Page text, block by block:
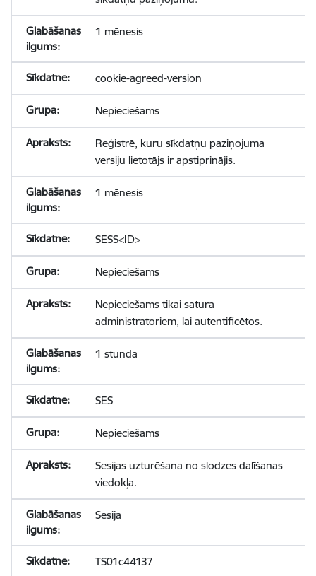
1 mēnesis
cookie-agreed-version
Nepieciešams
Reģistrē, kuru sīkdatņu paziņojuma
versiju lietotājs ir apstiprinājis.
1 mēnesis
SESS<ID>
Nepieciešams
Nepieciešams tikai satura
administratoriem, lai autentificētos.
1 stunda
SES
Nepieciešams
Sesijas uzturēšana no slodzes dalīšanas
viedokļa.
Sesija
TS01c44137